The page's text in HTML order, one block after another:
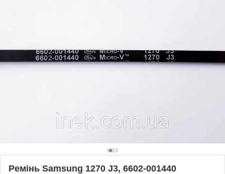
Ремінь Samsung 1270 J3, 6602-001440